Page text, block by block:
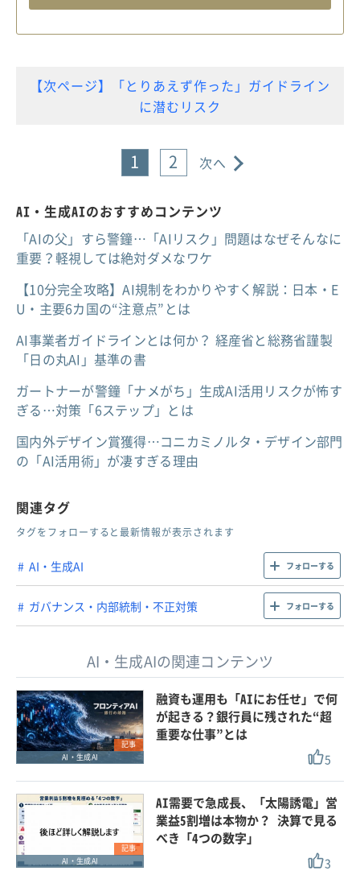
【次ページ】「とりあえず作った」ガイドライン
に潜むリスク
1 2 次へ
AI・生成AIのおすすめコンテンツ
「AIの父」すら警鐘…「AIリスク」問題はなぜそんなに
重要？軽視しては絶対ダメなワケ
【10分完全攻略】AI規制をわかりやすく解説：日本・E
U・主要6カ国の“注意点”とは
AI事業者ガイドラインとは何か？ 経産省と総務省謹製
「日の丸AI」基準の書
ガートナーが警鐘「ナメがち」生成AI活用リスクが怖す
ぎる…対策「6ステップ」とは
国内外デザイン賞獲得…コニカミノルタ・デザイン部門
の「AI活用術」が凄すぎる理由
関連タグ
タグをフォローすると最新情報が表示されます
AI・生成AI フォローする
ガバナンス・内部統制・不正対策 フォローする
AI・生成AIの関連コンテンツ
記事
AI・生成AI
融資も運用も「AIにお任せ」で何
が起きる？銀行員に残された“超
重要な仕事”とは
5
記事
AI・生成AI
AI需要で急成長、「太陽誘電」営
業益5割増は本物か？ 決算で見る
べき「4つの数字」
3